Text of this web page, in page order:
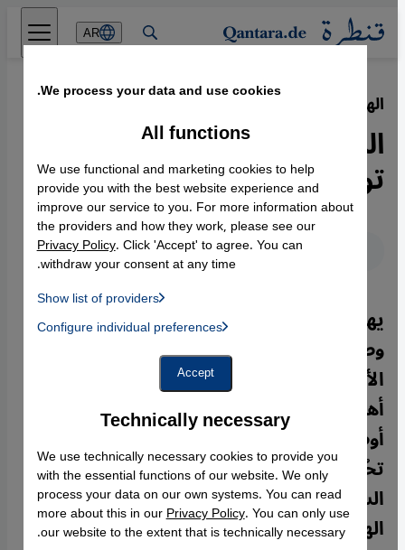
Direkt zum Inhalt springen
AR
الهجرة السرية من تونس إلى أوروبا·
18.12.2012
المشاريع المحلية إنقاذ لشباب
تونس من وهم الثراء في أوروبا
English عربي
يهاجر الكثيرون من الشباب التونسي من
وطنهم حتى بعد "ثورة الياسمين" فراراً من
الأزمة الاقتصادية والبطالة في تونس، وتزداد
أهمية المشاريع الهادفة إلى تحسين
أوضاعهم وهي مشاريع استثمارية محلية
تحُول دون هجرتهم إلى المجهول. الصحفي
السويسري بيآت شتاوفر يسلِّط الضوء على
الهجرة السرية وسبل مواجهتها في تونس.
We process your data and use cookies.
Technically necessary
We use technically necessary cookies to provide you
with the essential functions of our website. We only
process your data on our own systems. You can read
more about this in ourPrivacy Policy. You can only use
our website to the extent that is technically necessary.
All functions
We use functional and marketing cookies to help
provide you with the best website experience and
improve our service to you. For more information about
the providers and how they work, please see our
Privacy Policy. Click 'Accept' to agree. You can
withdraw your consent at any time.
Show list of providers
Instagram Embed, Twitter Embed, Youtube Embed
Facebook Embed / Facebook Connect
Google Maps Embed
Configure individual preferences
Accept